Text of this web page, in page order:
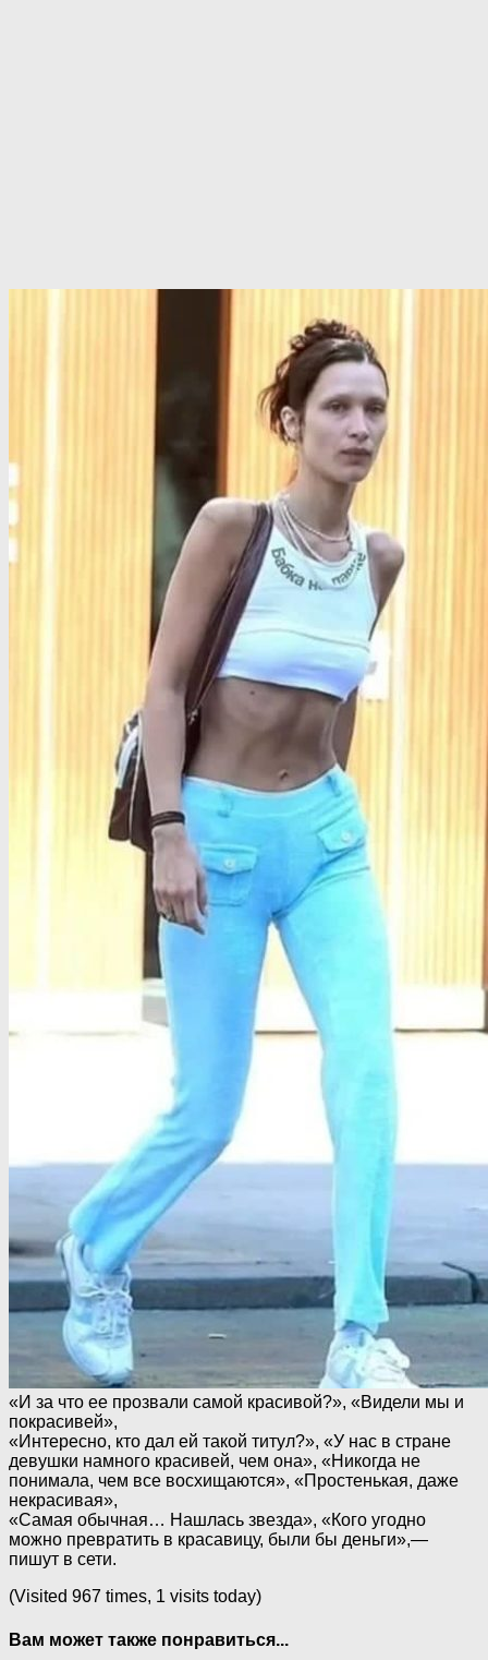
«И за что ее прозвали самой красивой?», «Видели мы и
покрасивей»,
«Интересно, кто дал ей такой титул?», «У нас в стране
девушки намного красивей, чем она», «Никогда не
понимала, чем все восхищаются», «Простенькая, даже
некрасивая»,
«Самая обычная… Нашлась звезда», «Кого угодно
можно превратить в красавицу, были бы деньги»,—
пишут в сети.
(Visited 967 times, 1 visits today)
Вам может также понравиться...